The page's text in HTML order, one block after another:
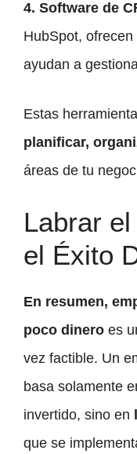
4. Software de
HubSpot,
ayudan a
Estas
planificar,
áreas de tu
Labrar
el Éxito
En resumen,
poco dinero es
vez factible. Un
basa solamente
invertido, sino en
que se